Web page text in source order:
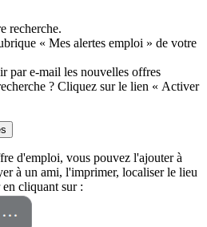
recherche.
« Mes alertes emploi » de votre
par e-mail les nouvelles offres
? Cliquez sur le lien « Activer
d'emploi, vous pouvez l'ajouter à
à un ami, l'imprimer, localiser le lieu
cliquant sur :